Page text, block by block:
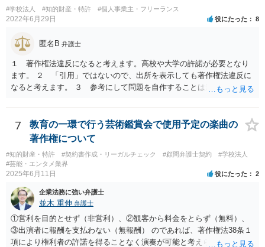
#学校法人 #知的財産・特許 #個人事業主・フリーランス
2022年6月29日 役にたった 8
匿名B 弁護士
１ 著作権法違反になると考えます。高校や大学の許諾が必要となり
ます。 ２ 「引用」ではないので、出所を表示しても著作権法違反に
なると考えます。 ３ 参考にして問題を自作することは違法とならな
たとしてもそのまま貼り付けると著作権法違反となる可能性が高いで
す。 市販の問題集を購入して、それを解かせることは問題ないです
が、複製となると「私的複製」とはならないので著作権法上問題とな
ると思います。 いちど著作権取り扱っている弁護士にご相談いただい
たほうがよろしいかと思います。
7
教育の一環で行う芸術鑑賞会で使用予定の楽曲の
著作権について
#知的財産・特許 #契約書作成・リーガルチェック #顧問弁護士契約
#学校法人
#芸能・エンタメ業界
2025年6月11日 役にたった 2
企業法務に強い弁護士
並木 重伸 弁護士
①営利を目的とせず（非営利）、②観客から料金をとらず（無料）、
③出演者に報酬を支払わない（無報酬） のであれば、著作権法38条１
項により権利者の許諾を得ることなく演奏が可能と考えられます。 参